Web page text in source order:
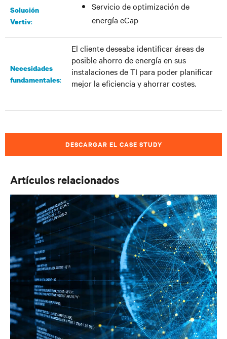
Solución
Vertiv:
Servicio de optimización de
energía eCap
Necesidades
fundamentales:
El cliente deseaba identificar áreas de
posible ahorro de energía en sus
instalaciones de TI para poder planificar
mejor la eficiencia y ahorrar costes.
DESCARGAR EL CASE STUDY
Artículos relacionados